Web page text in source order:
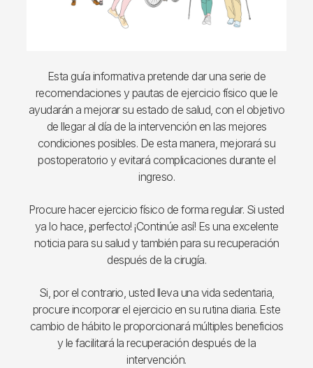
Esta guía informativa pretende dar una serie de
recomendaciones y pautas de ejercicio físico que le
ayudarán a mejorar su estado de salud, con el objetivo
de llegar al día de la intervención en las mejores
condiciones posibles. De esta manera, mejorará su
postoperatorio y evitará complicaciones durante el
ingreso.
Procure hacer ejercicio físico de forma regular. Si usted
ya lo hace, ¡perfecto! ¡Continúe así! Es una excelente
noticia para su salud y también para su recuperación
después de la cirugía.
Si, por el contrario, usted lleva una vida sedentaria,
procure incorporar el ejercicio en su rutina diaria. Este
cambio de hábito le proporcionará múltiples beneficios
y le facilitará la recuperación después de la
intervención.